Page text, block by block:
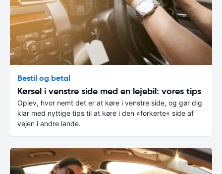
Bestil og betal
Kørsel i venstre side med en lejebil: vores tips
Oplev, hvor nemt det er at køre i venstre side, og gør dig
klar med nyttige tips til at køre i den »forkerte« side af
vejen i andre lande.